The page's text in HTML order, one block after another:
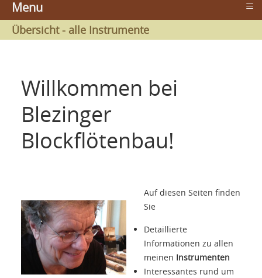
Menu ≡
Übersicht - alle Instrumente
Willkommen bei
Blezinger
Blockflötenbau!
Auf diesen Seiten finden
Sie
Detaillierte
Informationen zu allen
meinen Instrumenten
Interessantes rund um